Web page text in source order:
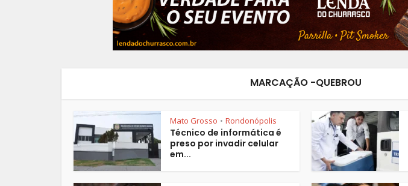
MARCAÇÃO -QUEBROU
Mato Grosso • Rondonópolis
Técnico de informática é
preso por invadir celular
em...